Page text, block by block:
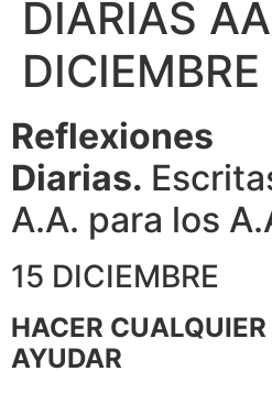
DIARIAS
DICIEMBRE
Reflexiones
Diarias.
A.A. para los
15 DICIEMBRE
HACER
AYUDAR